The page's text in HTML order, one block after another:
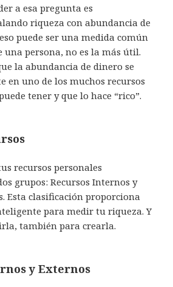
a esa pregunta es
riqueza con abundancia de
puede ser una medida común
una persona, no es la más útil.
la abundancia de dinero se
en uno de los muchos recursos
tener y que lo hace “rico”.
recursos personales
grupos: Recursos Internos y
Esta clasificación proporciona
para medir tu riqueza. Y
también para crearla.
y Externos